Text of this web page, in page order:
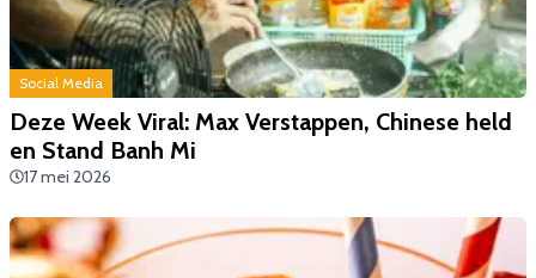
Social Media
Deze Week Viral: Max Verstappen, Chinese held
en Stand Banh Mi
17 mei 2026